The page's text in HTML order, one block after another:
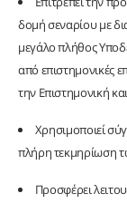
δομή σεναρίου με
μεγάλο πλήθος
από επιστημονικές
την Επιστημονική
Χρησιμοποιεί
πλήρη τεκμηρίωση
Προσφέρει